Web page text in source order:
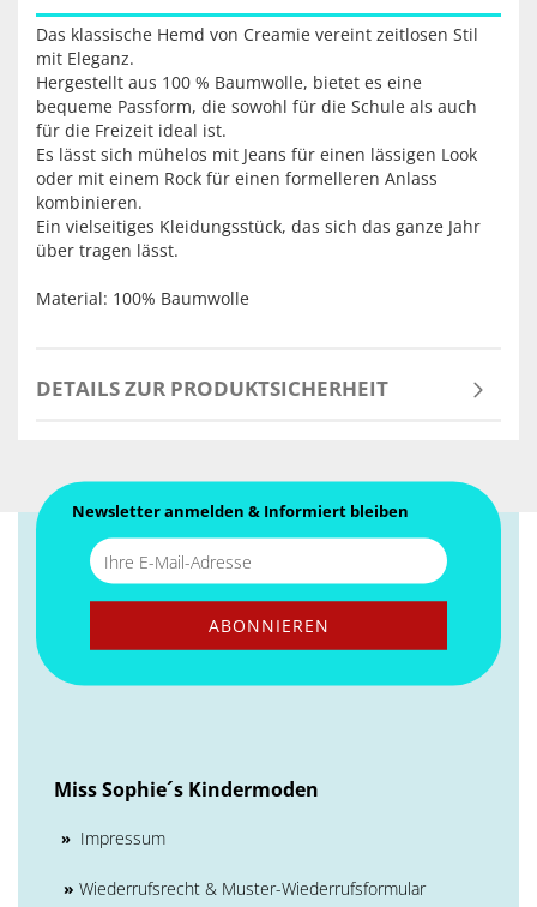
Das klassische Hemd von Creamie vereint zeitlosen Stil
mit Eleganz.
Hergestellt aus 100 % Baumwolle, bietet es eine
bequeme Passform, die sowohl für die Schule als auch
für die Freizeit ideal ist.
Es lässt sich mühelos mit Jeans für einen lässigen Look
oder mit einem Rock für einen formelleren Anlass
kombinieren.
Ein vielseitiges Kleidungsstück, das sich das ganze Jahr
über tragen lässt.
Material: 100% Baumwolle
DETAILS ZUR PRODUKTSICHERHEIT
Newsletter anmelden & Informiert bleiben
Miss Sophie´s Kindermoden
» Impressum
» Wiederrufsrecht & Muster-Wiederrufsformular